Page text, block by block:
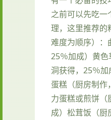
之前可以先吃一
理，这里推荐的
难度为顺序）：
25％加成）黄
洞获得，25％
蛋糕（厨房制作
力蛋糕或煎饼（
成）松茸饭（厨